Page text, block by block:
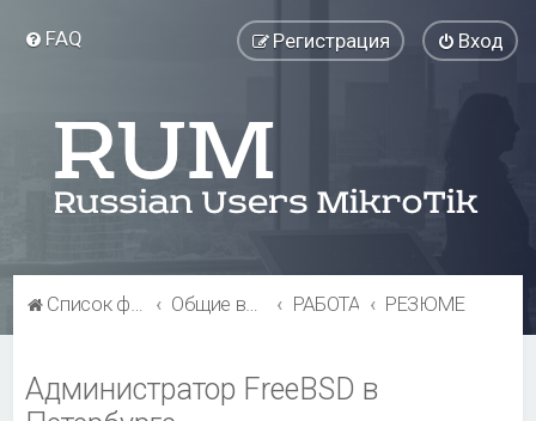
FAQ Вход
Регистрация
Список форумов Общие вопросы РАБОТА РЕЗЮМЕ
Администратор FreeBSD в